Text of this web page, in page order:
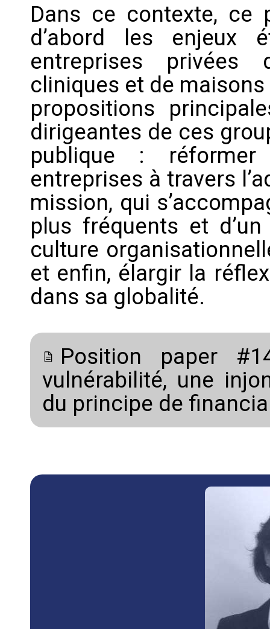
Dans ce contexte, ce
d’abord les enjeux
entreprises privées
cliniques et de
propositions
dirigeantes de ces
publique :
entreprises à travers
mission, qui
plus fréquents et
culture
et enfin, élargir la
dans sa globalité.
Position paper
vulnérabilité, une
du principe de